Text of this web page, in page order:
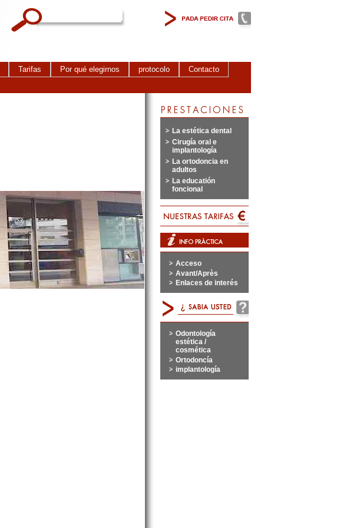
Search this site
Tarifas Por qué elegirnos protocolo
Contacto
La estética dental
Cirugía oral e
implantología
La ortodoncia en
adultos
La educatión
foncional
Acceso
Avant/Après
Enlaces de interés
Odontología
estética /
cosmética
Ortodoncía
implantología